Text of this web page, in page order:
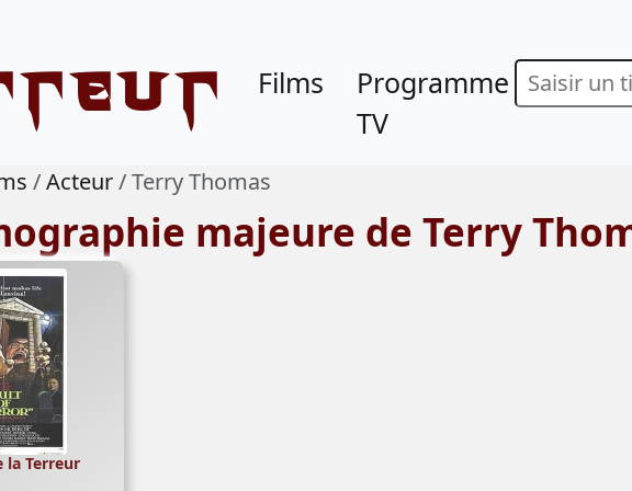
Films
Programme
TV
Acteur Terry Thomas
majeure de Terry
la Terreur